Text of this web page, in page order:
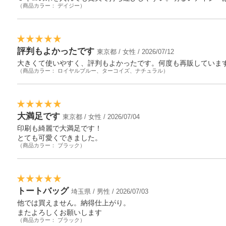
（商品カラー： デイジー）
評判もよかったです 東京都 / 女性 / 2026/07/12
大きくて使いやすく、評判もよかったです。何度も再販していま
（商品カラー： ロイヤルブルー、ターコイズ、ナチュラル）
大満足です 東京都 / 女性 / 2026/07/04
印刷も綺麗で大満足です！
とても可愛くできました。
（商品カラー： ブラック）
トートバッグ 埼玉県 / 男性 / 2026/07/03
他では買えません。納得仕上がり。
またよろしくお願いします
（商品カラー： ブラック）